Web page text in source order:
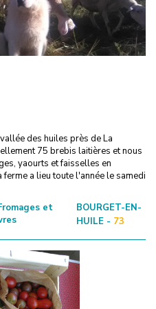
des huiles près de La
75 brebis laitières et nous
yaourts et faisselles en
a lieu toute l'année le samedi
et
BOURGET-EN-
HUILE - 73